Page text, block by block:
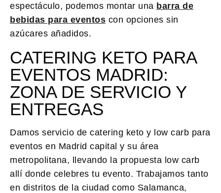
espectáculo, podemos montar una barra de
bebidas para eventos con opciones sin
azúcares añadidos.
CATERING KETO PARA
EVENTOS MADRID:
ZONA DE SERVICIO Y
ENTREGAS
Damos servicio de catering keto y low carb para
eventos en Madrid capital y su área
metropolitana, llevando la propuesta low carb
allí donde celebres tu evento. Trabajamos tanto
en distritos de la ciudad como Salamanca,